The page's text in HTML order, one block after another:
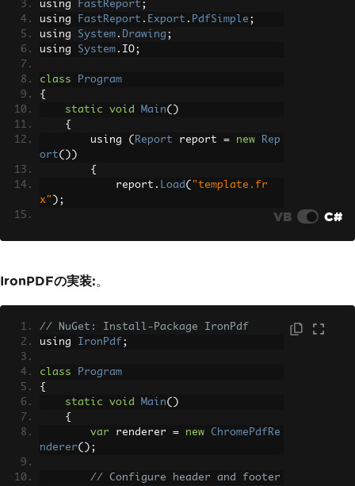
using FastReport ;
using
FastReport . Export . PdfSimple ;
using System . Drawing ;
using System . IO;
class
Program
{
static
void Main()
{
        using
( Report report = new
Rep
ort())
{
            report
. Load ( "template.fr
x" );
ages[0] as
// Page header — assigned
to the band slot on the page
            page
PageHeader
HeaderBand
Height
TextObject
new
Rectangle
( ,
Millimeters
=
"Document Heade
VB C#
IronPDFの実装:。
// NuGet: Install-Package IronPdf
using IronPdf ;
class
Program
{
static
void Main()
{
var renderer = new
ChromePdfRe
nderer();
// Configure header and footer